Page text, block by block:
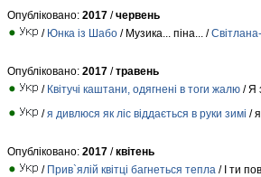
Опубліковано: 2017 /червень
/ Юнка із Шабо / Музика... піна... /
Опубліковано: 2017 /травень
/ Квітучі каштани, одягнені в тоги жалю / Я
/я дивлюся як ліс віддається в руки зимі /
Опубліковано: 2017 /квітень
/ Прив`ялій квітці багнеться тепла / І ти